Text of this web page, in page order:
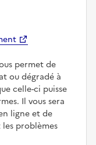
permet de
ou dégradé à
celle-ci puisse
Il vous sera
ligne et de
problèmes